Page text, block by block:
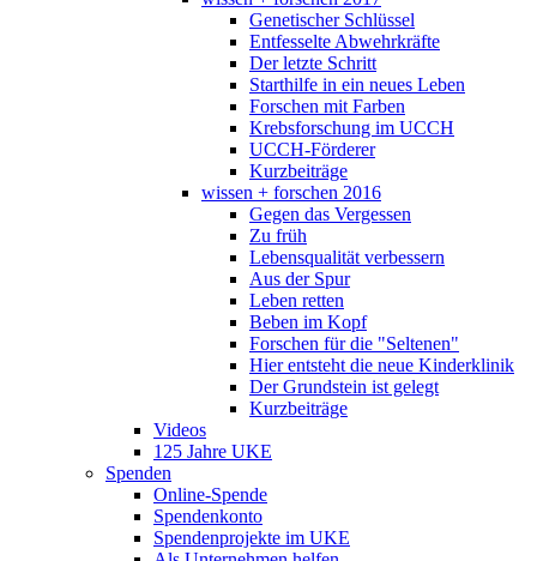
Genetischer Schlüssel
Entfesselte Abwehrkräfte
Der letzte Schritt
Starthilfe in ein neues Leben
Forschen mit Farben
Krebsforschung im UCCH
UCCH-Förderer
Kurzbeiträge
wissen + forschen 2016
Gegen das Vergessen
Zu früh
Lebensqualität verbessern
Aus der Spur
Leben retten
Beben im Kopf
Forschen für die "Seltenen"
Hier entsteht die neue Kinderklinik
Der Grundstein ist gelegt
Kurzbeiträge
Videos
125 Jahre UKE
Spenden
Online-Spende
Spendenkonto
Spendenprojekte im UKE